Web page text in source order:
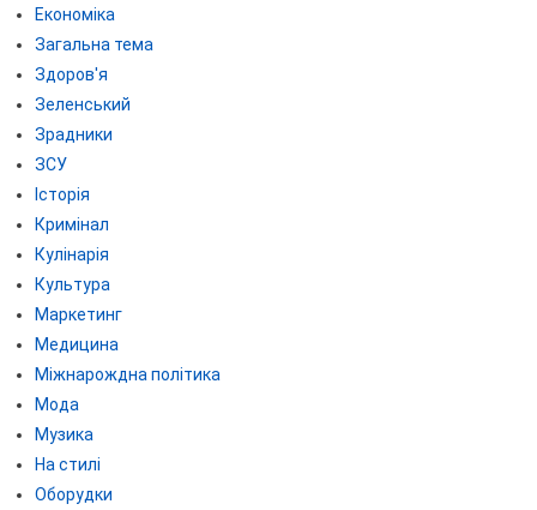
Економіка
Загальна тема
Здоров'я
Зеленський
Зрадники
ЗСУ
Історія
Кримінал
Кулінарія
Культура
Маркетинг
Медицина
Міжнарождна політика
Мода
Музика
На стилі
Оборудки